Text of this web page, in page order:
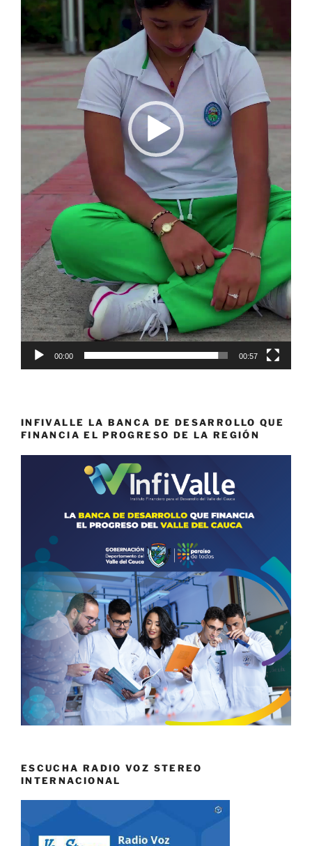
00:00 00:57
INFIVALLE LA BANCA DE DESARROLLO QUE
FINANCIA EL PROGRESO DE LA REGIÓN
ESCUCHA RADIO VOZ STEREO
INTERNACIONAL